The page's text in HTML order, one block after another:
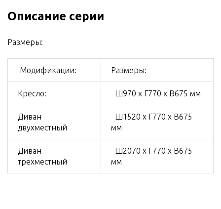
Описание серии
Размеры:
Модификации: Размеры:
Кресло: Ш970 х Г770 х В675 мм
Диван
двухместный
Ш1520 х Г770 х В675
мм
Диван
трехместный
Ш2070 х Г770 х В675
мм